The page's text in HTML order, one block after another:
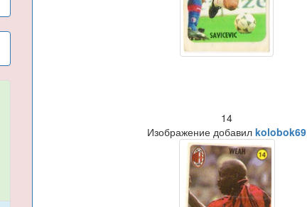
14
Изображение добавилkolobok69